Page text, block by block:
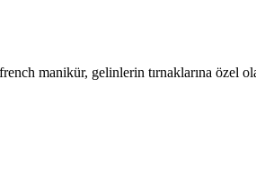
manikür, gelinlerin tırnaklarına özel